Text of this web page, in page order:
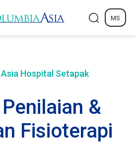
MS
Hospital Setapak
&
Fisioterapi